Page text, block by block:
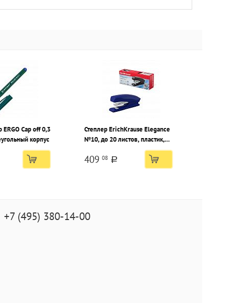
Cap off 0,3
корпус
Степлер ErichKrause Elegance
№10, до 20 листов, пластик,
409 08 a
+7 (495) 380-14-00